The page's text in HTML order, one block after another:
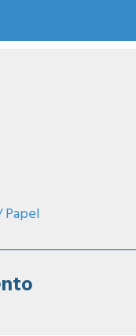
Papel